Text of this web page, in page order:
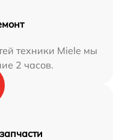
техники Miele мы
2 часов.